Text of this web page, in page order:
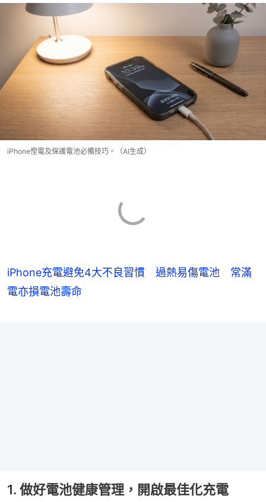
iPhone慳電及保護電池必備技巧。（AI生成）
iPhone充電避免4大不良習慣 過熱易傷電池 常滿
電亦損電池壽命
1. 做好電池健康管理，開啟最佳化充電